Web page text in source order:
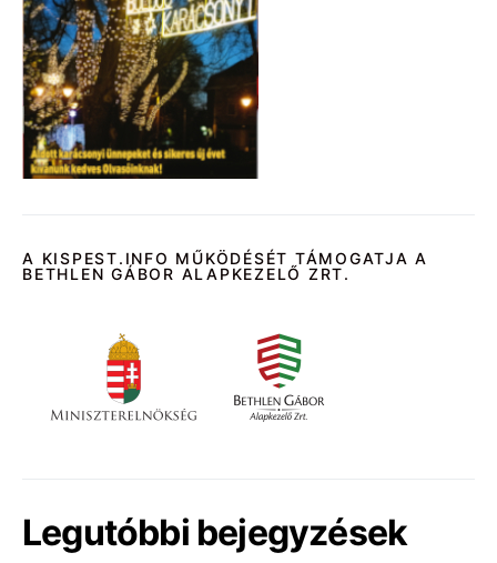
A KISPEST.INFO MŰKÖDÉSÉT TÁMOGATJA A
BETHLEN GÁBOR ALAPKEZELŐ ZRT.
Legutóbbi bejegyzések